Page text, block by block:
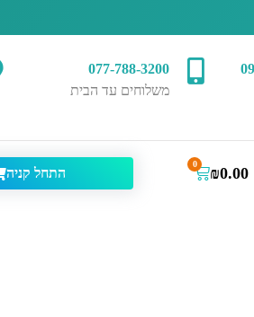
077-788-3200
משלוחים עד הבית
₪0.00
0
התחל קניה